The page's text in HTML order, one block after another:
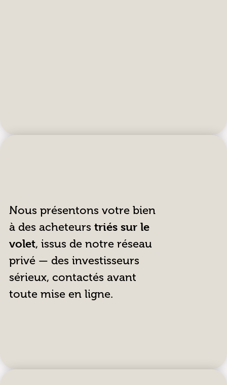
Nous présentons votre bien
à des acheteurs triés sur le
volet, issus de notre réseau
privé — des investisseurs
sérieux, contactés avant
toute mise en ligne.